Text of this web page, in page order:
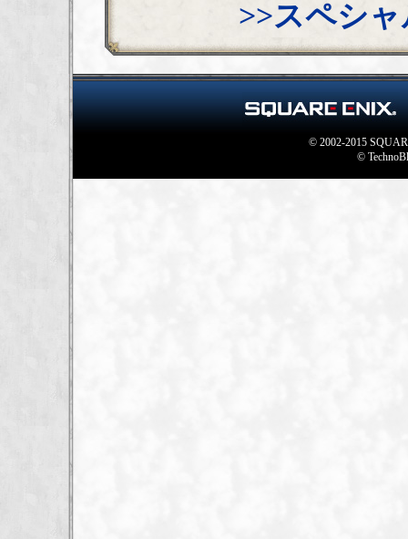
>>スペシ
© 2002-2015
©